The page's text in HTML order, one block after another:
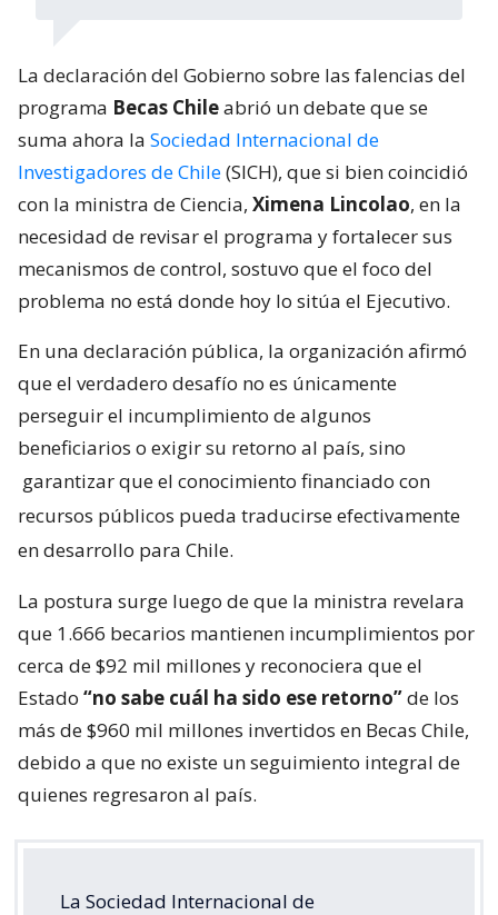
La declaración del Gobierno sobre las falencias del
programa Becas Chileabrió un debate que se
suma ahora la Sociedad Internacional de
Investigadores de Chile(SICH), que si bien coincidió
con la ministra de Ciencia, Ximena Lincolao, en la
necesidad de revisar el programa y fortalecer sus
mecanismos de control, sostuvo que el foco del
problema no está donde hoy lo sitúa el Ejecutivo.
En una declaración pública, la organización afirmó
que el verdadero desafío no es únicamente
perseguir el incumplimiento de algunos
beneficiarios o exigir su retorno al país, sino
garantizar que el conocimiento financiado con
recursos públicos pueda traducirse efectivamente
en desarrollo para Chile.
La postura surge luego de que la ministra revelara
que 1.666 becarios mantienen incumplimientos por
cerca de $92 mil millones y reconociera que el
Estado “no sabe cuál ha sido ese retorno”de los
más de $960 mil millones invertidos en Becas Chile,
debido a que no existe un seguimiento integral de
quienes regresaron al país.
La Sociedad Internacional de